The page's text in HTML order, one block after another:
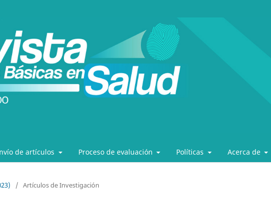
de artículos Proceso de evaluación Políticas Acerca de
/ Artículos de Investigación